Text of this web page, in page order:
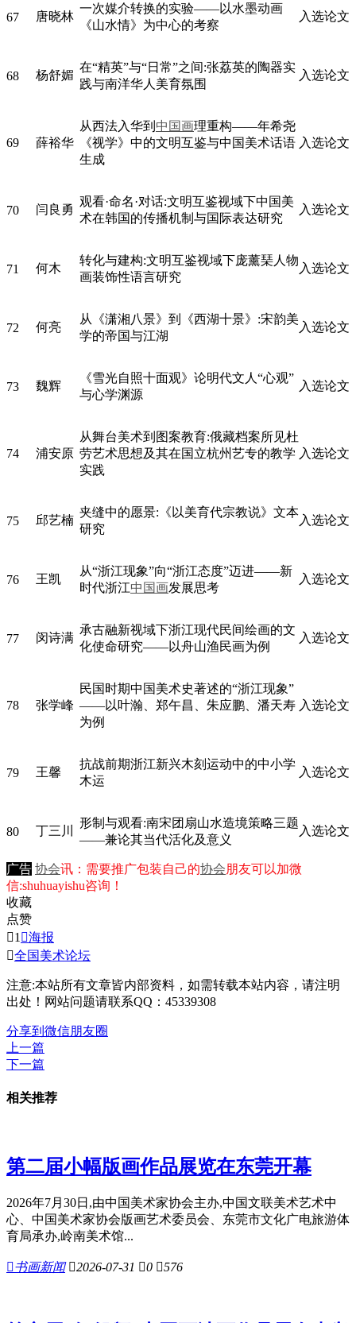
67 唐晓林
一次媒介转换的实验——以水墨动画
《山水情》为中心的考察
入选论文
68 杨舒媚
在“精英”与“日常”之间:张荔英的陶器实
践与南洋华人美育氛围
入选论文
69 薛裕华
从西法入华到 中国画理重构——年希尧
《视学》中的文明互鉴与中国美术话语
生成
入选论文
70 闫良勇
观看·命名·对话:文明互鉴视域下中国美
术在韩国的传播机制与国际表达研究
入选论文
71 何木
转化与建构:文明互鉴视域下庞薰琹人物
画装饰性语言研究
入选论文
72 何亮
从《潇湘八景》到《西湖十景》:宋韵美
学的帝国与江湖
入选论文
73 魏辉
《雪光自照十面观》论明代文人“心观”
与心学渊源
入选论文
74 浦安原
从舞台美术到图案教育:俄藏档案所见杜
劳艺术思想及其在国立杭州艺专的教学
实践
入选论文
75 邱艺楠
夹缝中的愿景:《以美育代宗教说》文本
研究
入选论文
76 王凯
从“浙江现象”向“浙江态度”迈进——新
时代浙江中国画发展思考
入选论文
77 闵诗满
承古融新视域下浙江现代民间绘画的文
化使命研究——以舟山渔民画为例
入选论文
78 张学峰
民国时期中国美术史著述的“浙江现象”
——以叶瀚、郑午昌、朱应鹏、潘天寿
为例
入选论文
79 王馨
抗战前期浙江新兴木刻运动中的中小学
木运
入选论文
80 丁三川
形制与观看:南宋团扇山水造境策略三题
——兼论其当代活化及意义
入选论文
广告 协会讯：需要推广包装自己的协会朋友可以加微
信:shuhuayishu咨询！
收藏
点赞
1 海报
全国美术论坛
注意:本站所有文章皆内部资料，如需转载本站内容，请注明
出处！网站问题请联系QQ：45339308
分享到微信朋友圈
上一篇
下一篇
相关推荐
第二届小幅版画作品展览在东莞开幕
2026年7月30日,由中国美术家协会主办,中国文联美术艺术中
心、中国美术家协会版画艺术委员会、东莞市文化广电旅游体
育局承办,岭南美术馆...
书画新闻 2026-07-31 0 576